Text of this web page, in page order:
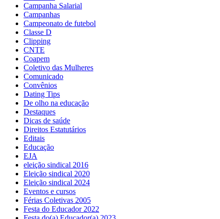
Campanha Salarial
Campanhas
Campeonato de futebol
Classe D
Clipping
CNTE
Coapem
Coletivo das Mulheres
Comunicado
Convênios
Dating Tips
De olho na educação
Destaques
Dicas de saúde
Direitos Estatutários
Editais
Educação
EJA
eleição sindical 2016
Eleição sindical 2020
Eleição sindical 2024
Eventos e cursos
Férias Coletivas 2005
Festa do Educador 2022